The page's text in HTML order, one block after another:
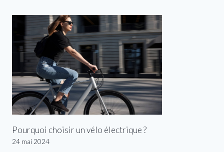
Pourquoi choisir un vélo électrique ?
24 mai 2024